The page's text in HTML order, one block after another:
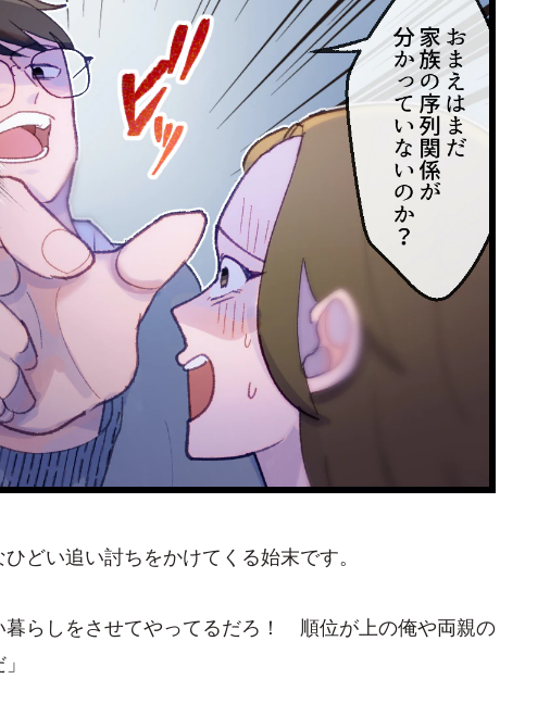
どい追い討ちをかけてくる始末です。
暮らしをさせてやってるだろ！ 順位が上の俺や両親の